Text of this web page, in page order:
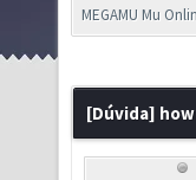
MEGAMU Mu
[Dúvida]